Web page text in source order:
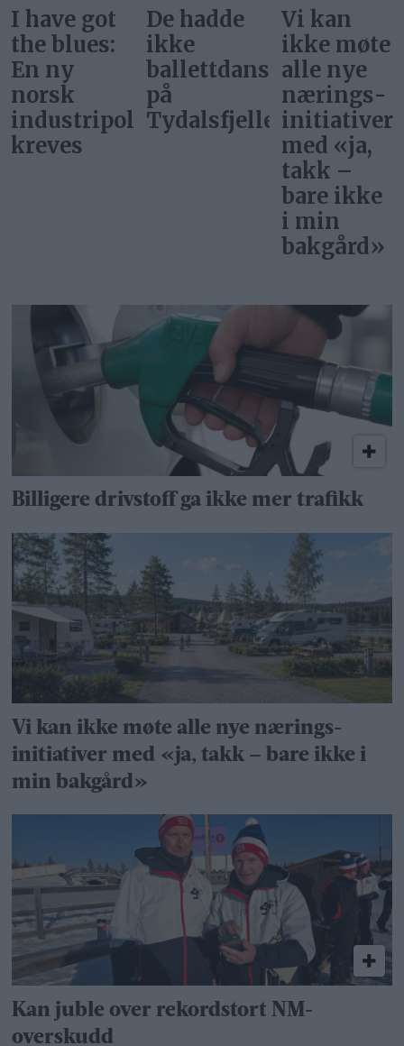
De hadde
ikke
ballettdansere
på
Tydalsfjellet
Vi kan
ikke møte
alle nye
nærings­
initiativer
Svar på
«Gi alle
barn en
rettferdig
start»
Billigere drivstoff ga ikke mer trafikk
Vi kan ikke møte alle nye nærings­
initiativer med «ja, takk – bare ikke i
min bakgård»
Kan juble over rekordstort NM-
overskudd